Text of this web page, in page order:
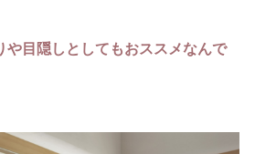
や目隠しとしてもおススメなんで